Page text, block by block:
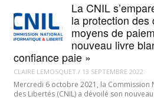
La CNIL
la protection des
moyens de
nouveau livre
confiance paie »
CLAIRE LEMOSQUET / 13 SEPTEMBRE 2022
Mercredi 6 octobre 2021, la Commission
des Libertés (CNIL) a dévoilé son